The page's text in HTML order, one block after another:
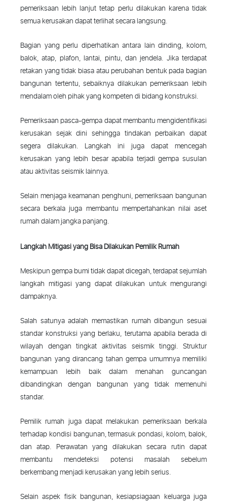
pemeriksaan lebih lanjut tetap perlu dilakukan karena tidak
semua kerusakan dapat terlihat secara langsung.
Bagian yang perlu diperhatikan antara lain dinding, kolom,
balok, atap, plafon, lantai, pintu, dan jendela. Jika terdapat
retakan yang tidak biasa atau perubahan bentuk pada bagian
bangunan tertentu, sebaiknya dilakukan pemeriksaan lebih
mendalam oleh pihak yang kompeten di bidang konstruksi.
Pemeriksaan pasca-gempa dapat membantu mengidentifikasi
kerusakan sejak dini sehingga tindakan perbaikan dapat
segera dilakukan. Langkah ini juga dapat mencegah
kerusakan yang lebih besar apabila terjadi gempa susulan
atau aktivitas seismik lainnya.
Selain menjaga keamanan penghuni, pemeriksaan bangunan
secara berkala juga membantu mempertahankan nilai aset
rumah dalam jangka panjang.
Langkah Mitigasi yang Bisa Dilakukan Pemilik Rumah
Meskipun gempa bumi tidak dapat dicegah, terdapat sejumlah
langkah mitigasi yang dapat dilakukan untuk mengurangi
dampaknya.
Salah satunya adalah memastikan rumah dibangun sesuai
standar konstruksi yang berlaku, terutama apabila berada di
wilayah dengan tingkat aktivitas seismik tinggi. Struktur
bangunan yang dirancang tahan gempa umumnya memiliki
kemampuan lebih baik dalam menahan guncangan
dibandingkan dengan bangunan yang tidak memenuhi
standar.
Pemilik rumah juga dapat melakukan pemeriksaan berkala
terhadap kondisi bangunan, termasuk pondasi, kolom, balok,
dan atap. Perawatan yang dilakukan secara rutin dapat
membantu mendeteksi potensi masalah sebelum
berkembang menjadi kerusakan yang lebih serius.
Selain aspek fisik bangunan, kesiapsiagaan keluarga juga